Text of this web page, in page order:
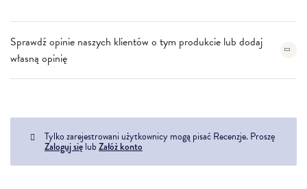
Sprawdź opinie naszych klientów o tym produkcie lub dodaj
własną opinię
Tylko zarejestrowani użytkownicy mogą pisać Recenzje. Proszę
Zaloguj się lub Załóż konto